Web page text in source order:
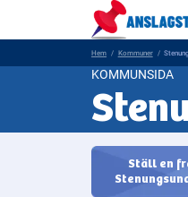
Hem Kommuner
KOMMUNSIDA
Ställ en